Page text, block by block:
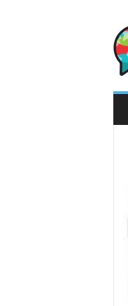
i
r